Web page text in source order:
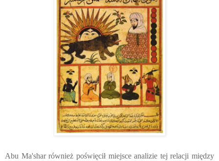
Abu Ma'shar również poświęcił miejsce analizie tej relacji między